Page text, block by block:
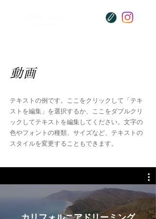
動画
テキストの例です。ここをクリックして「テキ
ストを編集」を選択するか、ここをダブルクリ
ックしてテキストを編集してください。文字の
色やフォントの種類、サイズなど、テキストの
スタイルを変更することもできます。